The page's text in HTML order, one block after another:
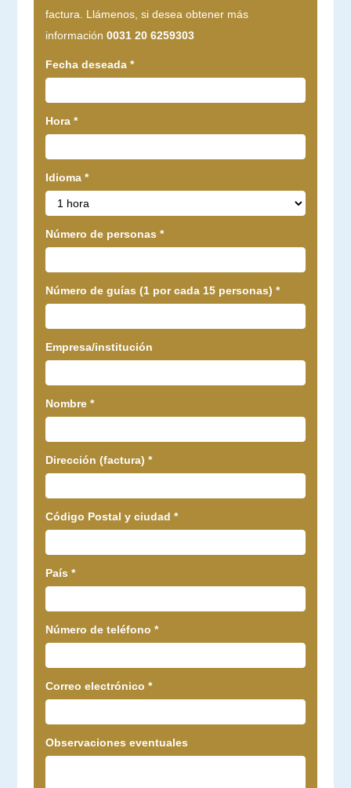
factura. Llámenos, si desea obtener más
información 0031 20 6259303
Fecha deseada *
Hora *
Idioma *
Número de personas *
Número de guías (1 por cada 15 personas) *
Empresa/institución
Nombre *
Dirección (factura) *
Código Postal y ciudad *
País *
Número de teléfono *
Correo electrónico *
Observaciones eventuales